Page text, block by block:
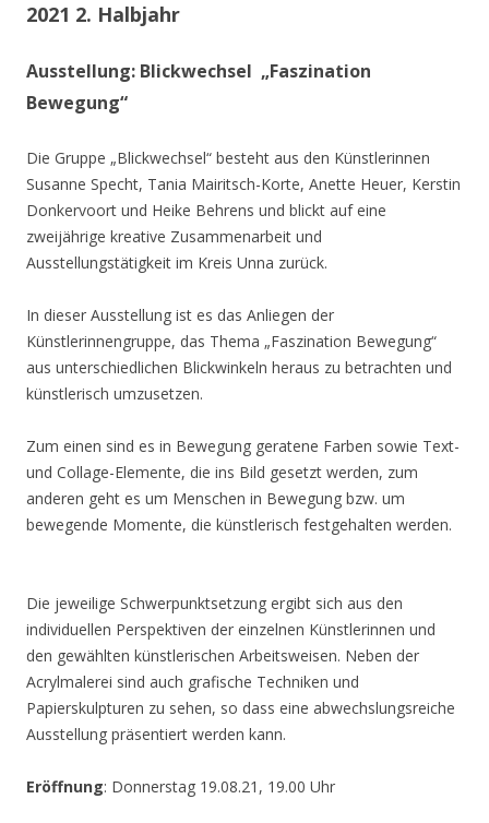
2021 2. Halbjahr
Ausstellung: Blickwechsel „Faszination
Bewegung“
Die Gruppe „Blickwechsel“ besteht aus den Künstlerinnen
Susanne Specht, Tania Mairitsch-Korte, Anette Heuer, Kerstin
Donkervoort und Heike Behrens und blickt auf eine
zweijährige kreative Zusammenarbeit und
Ausstellungstätigkeit im Kreis Unna zurück.
In dieser Ausstellung ist es das Anliegen der
Künstlerinnengruppe, das Thema „Faszination Bewegung“
aus unterschiedlichen Blickwinkeln heraus zu betrachten und
künstlerisch umzusetzen.
Zum einen sind es in Bewegung geratene Farben sowie Text-
und Collage-Elemente, die ins Bild gesetzt werden, zum
anderen geht es um Menschen in Bewegung bzw. um
bewegende Momente, die künstlerisch festgehalten werden.
Die jeweilige Schwerpunktsetzung ergibt sich aus den
individuellen Perspektiven der einzelnen Künstlerinnen und
den gewählten künstlerischen Arbeitsweisen. Neben der
Acrylmalerei sind auch grafische Techniken und
Papierskulpturen zu sehen, so dass eine abwechslungsreiche
Ausstellung präsentiert werden kann.
Eröffnung: Donnerstag 19.08.21, 19.00 Uhr